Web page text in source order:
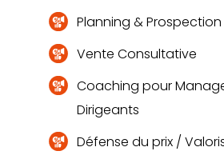
Planning & Prospection
Vente Consultative
Coaching pour
Dirigeants
Défense du prix /